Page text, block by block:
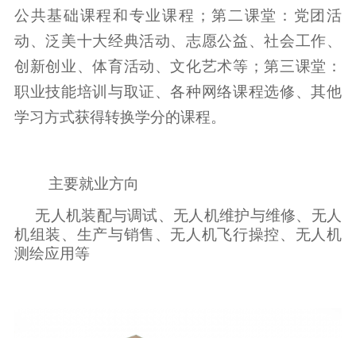
公共基础课程和专业课程；第二课堂：党团活
动、泛美十大经典活动、志愿公益、社会工作、
创新创业、体育活动、文化艺术等；第三课堂：
职业技能培训与取证、各种网络课程选修、其他
学习方式获得转换学分的课程。
主要就业方向
无人机装配与调试、无人机维护与维修、无人
机组装、生产与销售、无人机飞行操控、无人机
测绘应用等